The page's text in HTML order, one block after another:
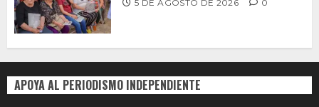
5 DE AGOSTO DE 2026 0
APOYA AL PERIODISMO INDEPENDIENTE